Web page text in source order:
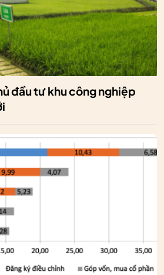
đầu tư khu công nghiệp